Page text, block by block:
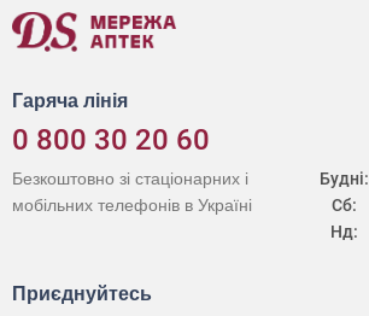
Гаряча лінія
0 800 30 20 60
Будні:
Сб:
Нд:
Безкоштовно зі стаціонарних і
мобільних телефонів в Україні
Приєднуйтесь